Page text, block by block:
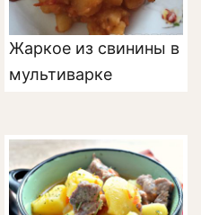
Жаркое из свинины в
мультиварке